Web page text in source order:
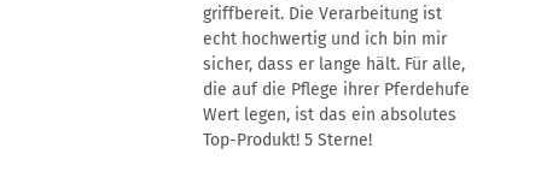
griffbereit. Die Verarbeitung ist
echt hochwertig und ich bin mir
sicher, dass er lange hält. Für alle,
die auf die Pflege ihrer Pferdehufe
Wert legen, ist das ein absolutes
Top-Produkt! 5 Sterne!